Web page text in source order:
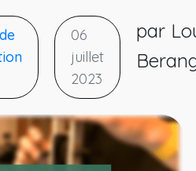
06
juillet
2023
par